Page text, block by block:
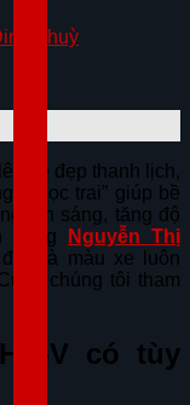
Thuỳ
vẻ đẹp thanh lịch,
“ngọc trai” giúp bề
sáng, tăng độ
hàng
Nguyễn Thị
là màu xe luôn
chúng tôi tham
V có tùy